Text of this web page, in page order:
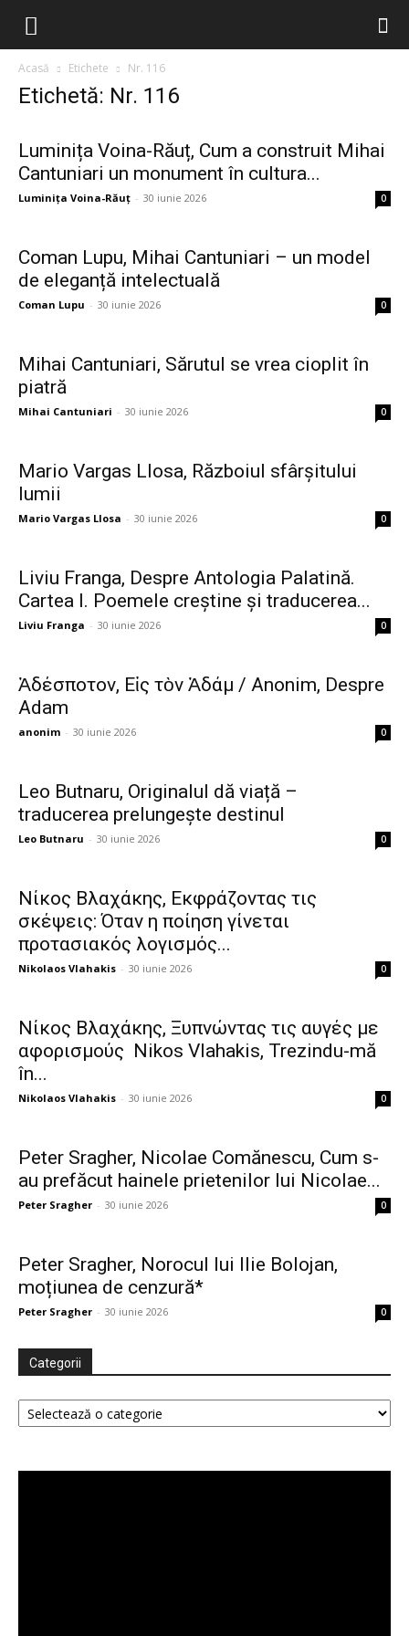
Filiala
București
Traduceri
(FITRALIT)
Scriitorilor
Acasă Etichete Nr. 116
Etichetă: Nr. 116
Luminița Voina-Răuț, Cum a construit Mihai
Cantuniari un monument în cultura...
Luminița Voina-Răuț - 30 iunie 2026 0
Coman Lupu, Mihai Cantuniari – un model
de eleganță intelectuală
Coman Lupu - 30 iunie 2026 0
Mihai Cantuniari, Sărutul se vrea cioplit în
piatră
Mihai Cantuniari - 30 iunie 2026 0
Mario Vargas Llosa, Războiul sfârșitului
lumii
Mario Vargas Llosa - 30 iunie 2026 0
Liviu Franga, Despre Antologia Palatină.
Cartea I. Poemele creștine și traducerea...
Liviu Franga - 30 iunie 2026 0
Ἀδέσποτον, Εἰς τὸν Ἀδάμ / Anonim, Despre
Adam
anonim - 30 iunie 2026 0
Leo Butnaru, Originalul dă viață –
traducerea prelungește destinul
Leo Butnaru - 30 iunie 2026 0
Νίκος Βλαχάκης, Εκφράζοντας τις
σκέψεις: Όταν η ποίηση γίνεται
προτασιακός λογισμός...
Nikolaos Vlahakis - 30 iunie 2026 0
Νίκος Βλαχάκης, Ξυπνώντας τις αυγές με
αφορισμούς Nikos Vlahakis, Trezindu-mă
în...
Nikolaos Vlahakis - 30 iunie 2026 0
Peter Sragher, Nicolae Comănescu, Cum s-
au prefăcut hainele prietenilor lui Nicolae...
Peter Sragher - 30 iunie 2026 0
Peter Sragher, Norocul lui Ilie Bolojan,
moțiunea de cenzură*
Peter Sragher - 30 iunie 2026 0
Categorii
Categorii